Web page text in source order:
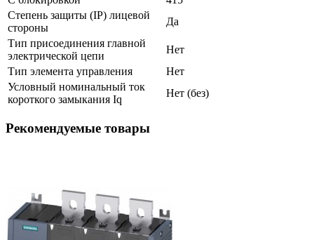
Степень защиты (IP) лицевой
стороны
Да
Тип присоединения главной
электрической цепи
Нет
Тип элемента управления
Нет
Условный номинальный ток
короткого замыкания Iq
Нет (без)
Рекомендуемые товары